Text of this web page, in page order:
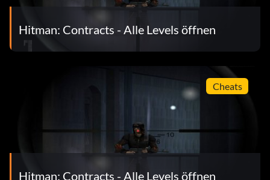
Hitman: Contracts - Alle Levels öffnen
Cheats
Hitman: Contracts - Alle Levels öffnen